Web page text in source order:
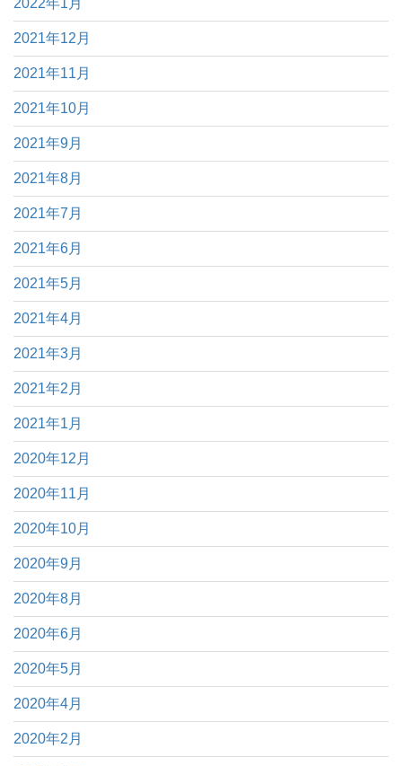
2022年1月
2021年12月
2021年11月
2021年10月
2021年9月
2021年8月
2021年7月
2021年6月
2021年5月
2021年4月
2021年3月
2021年2月
2021年1月
2020年12月
2020年11月
2020年10月
2020年9月
2020年8月
2020年6月
2020年5月
2020年4月
2020年2月